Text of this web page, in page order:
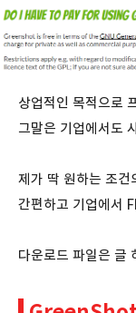
상업적인 목적으로
그말은 기업에서도
제가 딱 원하는 조건
간편하고 기업에서
다운로드 파일은 글